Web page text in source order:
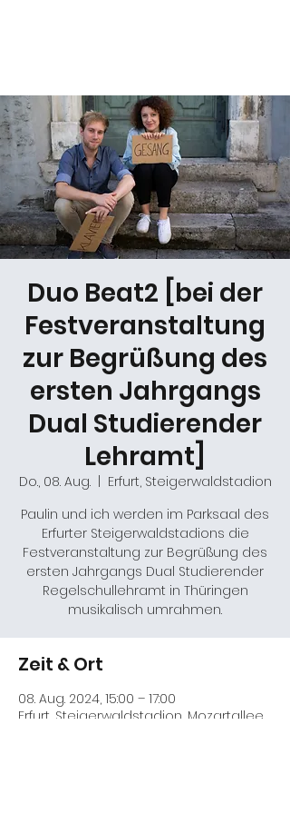
Duo Beat2 [bei der
Festveranstaltung
zur Begrüßung des
ersten Jahrgangs
Dual Studierender
Lehramt]
Do., 08. Aug.
  |
Erfurt, Steigerwaldstadion
Paulin und ich werden im Parksaal des
Erfurter Steigerwaldstadions die
Festveranstaltung zur Begrüßung des
ersten Jahrgangs Dual Studierender
Regelschullehramt in Thüringen
musikalisch umrahmen.
Zeit & Ort
08. Aug. 2024, 15:00 – 17:00
Erfurt, Steigerwaldstadion, Mozartallee